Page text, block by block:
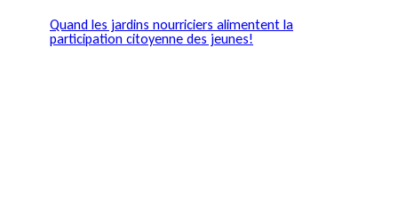
Quand les jardins nourriciers alimentent la
participation citoyenne des jeunes!